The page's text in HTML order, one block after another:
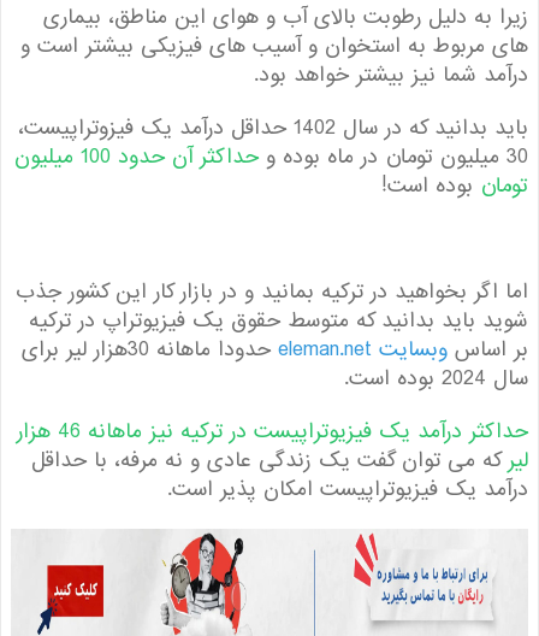
به دلیل رطوبت بالای آب و هوای این مناطق، بیماری
مربوط به استخوان و آسیب های فیزیکی بیشتر است و
شما نیز بیشتر خواهد بود.
باید بدانید که در سال 1402 حداقل درآمد یک فیزوتراپیست،
حداکثر آن حدود 100 میلیون
بوده است!
بخواهید در ترکیه بمانید و در بازار کار این کشور جذب
باید بدانید که متوسط حقوق یک فیزیوتراپ در ترکیه
وبسایت eleman.net
حدودا ماهانه 30هزار لیر برای
حداکثر درآمد یک فیزیوتراپیست در ترکیه نیز ماهانه 46 هزار
می توان گفت یک زندگی عادی و نه مرفه، با حداقل
یک فیزیوتراپیست امکان پذیر است.